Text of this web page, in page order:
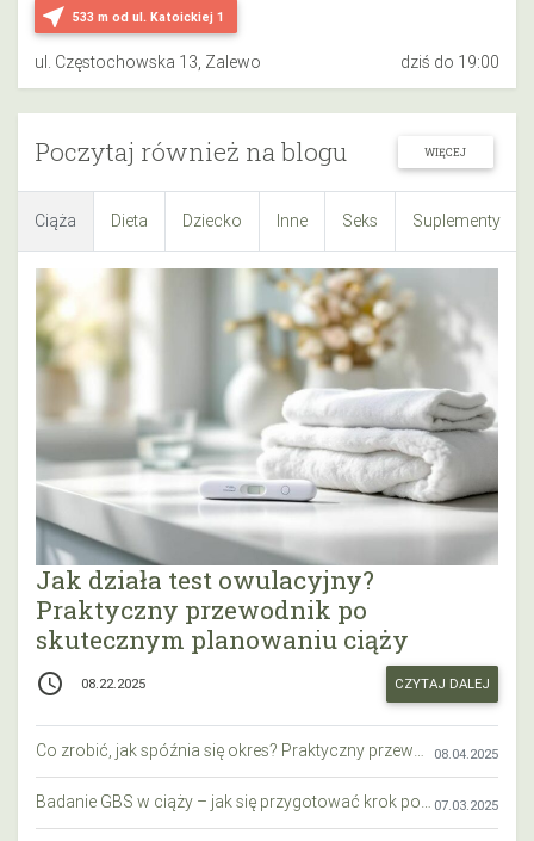
near_me 533 m od ul. Katoickiej 1
ul. Częstochowska 13, Zalewo dziś do 19:00
Poczytaj również na blogu WIĘCEJ
Ciąża Dieta Dziecko Inne Seks Suplementy
Jak działa test owulacyjny?
Praktyczny przewodnik po
skutecznym planowaniu ciąży
access_time 08.22.2025 CZYTAJ DALEJ
Co zrobić, jak spóźnia się okres? Praktyczny przewodnik krok po kroku 08.04.2025
Badanie GBS w ciąży – jak się przygotować krok po kroku? 07.03.2025